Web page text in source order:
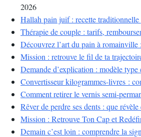
2026
Hallah pain juif : recette traditionnelle
Thérapie de couple : tarifs,
Découvrez l’art du pain à
Mission : retrouve le fil de ta
Demande d’explication : modèle
Convertisseur kilogrammes-livres :
Comment retirer le vernis semi-
Rêver de perdre ses dents : que
Mission : Retrouve Ton Cap et
Demain c’est loin : comprendre la